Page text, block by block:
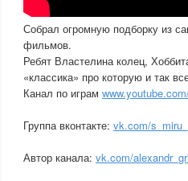
Собрал огромную подборку из
фильмов.
Ребят Властелина колец,
«классика» про которую и так
Канал по играм
Группа вконтакте: vk.com/
Автор канала: vk.com/